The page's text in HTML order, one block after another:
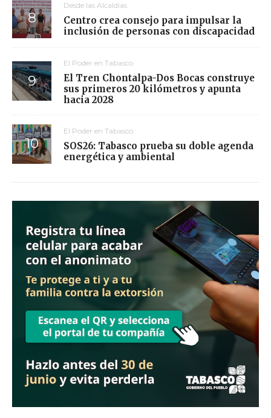
Desde las Alcaldías
Centro crea consejo para impulsar la
inclusión de personas con discapacidad
El Poder en Tabasco
El Tren Chontalpa-Dos Bocas construye
sus primeros 20 kilómetros y apunta
hacia 2028
El Poder en Tabasco
SOS26: Tabasco prueba su doble agenda
energética y ambiental